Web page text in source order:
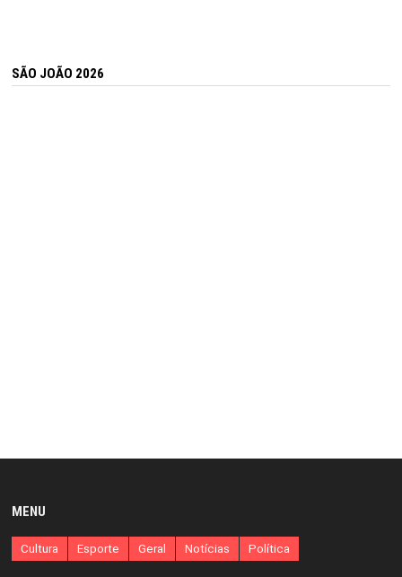
SÃO JOÃO 2026
MENU
Cultura Esporte Geral Notícias Política